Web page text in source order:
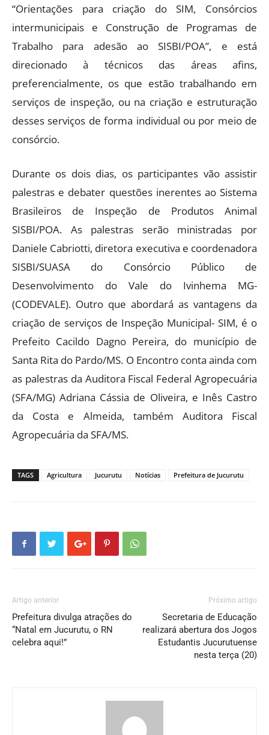
“Orientações para criação do SIM, Consórcios
intermunicipais e Construção de Programas de
Trabalho para adesão ao SISBI/POA”, e está
direcionado à técnicos das áreas afins,
preferencialmente, os que estão trabalhando em
serviços de inspeção, ou na criação e estruturação
desses serviços de forma individual ou por meio de
consórcio.
Durante os dois dias, os participantes vão assistir
palestras e debater questões inerentes ao Sistema
Brasileiros de Inspeção de Produtos Animal
SISBI/POA. As palestras serão ministradas por
Daniele Cabriotti, diretora executiva e coordenadora
SISBI/SUASA do Consórcio Público de
Desenvolvimento do Vale do Ivinhema MG-
(CODEVALE). Outro que abordará as vantagens da
criação de serviços de Inspeção Municipal- SIM, é o
Prefeito Cacildo Dagno Pereira, do município de
Santa Rita do Pardo/MS. O Encontro conta ainda com
as palestras da Auditora Fiscal Federal Agropecuária
(SFA/MG) Adriana Cássia de Oliveira, e Inês Castro
da Costa e Almeida, também Auditora Fiscal
Agropecuária da SFA/MS.
TAGS Agricultura Jucurutu Notícias Prefeitura de Jucurutu
Artigo anterior
Prefeitura divulga atrações do
“Natal em Jucurutu, o RN
celebra aqui!”
Próximo artigo
Secretaria de Educação
realizará abertura dos Jogos
Estudantis Jucurutuense
nesta terça (20)